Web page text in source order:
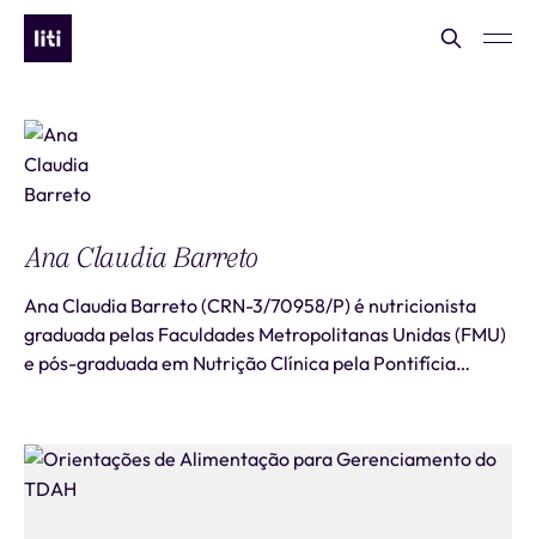
Ana Claudia Barreto
Ana Claudia Barreto (CRN-3/70958/P) é nutricionista
graduada pelas Faculdades Metropolitanas Unidas (FMU)
e pós-graduada em Nutrição Clínica pela Pontifícia